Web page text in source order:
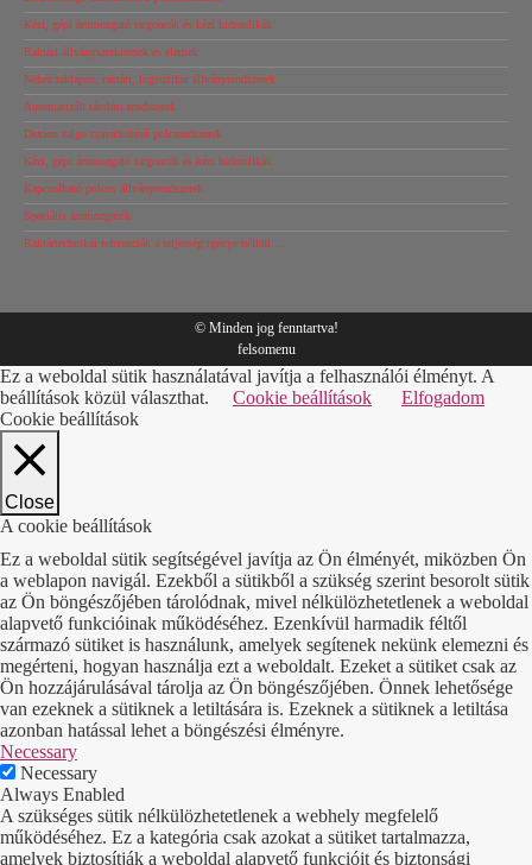
Kézi, gépi árumozgató targoncák és kézi hidraulikák
Raktári állványszerkezetek és elemek
Nehéz raklapos, raktári, logisztikai állványrendszerek
Automatizált tárolási rendszerek
Dexion salgo csavarkötésű polcrendszerek
Kézi, gépi árumozgató targoncák és kézi hidraulikák
Kapcsolható polcos állványrendszerek
Speciális árumozgatók
Raktártechnikai referenciák a teljesség igénye nélkül…
© Minden jog fenntartva!
felsomenu
Ez a weboldal sütik használatával javítja a felhasználói élményt. A
beállítások közül választhat.
Cookie beállítások
Elfogadom
Cookie beállítások
Close
A cookie beállítások
Ez a weboldal sütik segítségével javítja az Ön élményét, miközben Ön
a weblapon navigál. Ezekből a sütikből a szükség szerint besorolt sütik
az Ön böngészőjében tárolódnak, mivel nélkülözhetetlenek a weboldal
alapvető funkcióinak működéséhez. Ezenkívül harmadik féltől
származó sütiket is használunk, amelyek segítenek nekünk elemezni és
megérteni, hogyan használja ezt a weboldalt. Ezeket a sütiket csak az
Ön hozzájárulásával tárolja az Ön böngészőjében. Önnek lehetősége
van ezeknek a sütiknek a letiltására is. Ezeknek a sütiknek a letiltása
azonban hatással lehet a böngészési élményre.
Necessary
Necessary
Always Enabled
A szükséges sütik nélkülözhetetlenek a webhely megfelelő
működéséhez. Ez a kategória csak azokat a sütiket tartalmazza,
amelyek biztosítják a weboldal alapvető funkcióit és biztonsági